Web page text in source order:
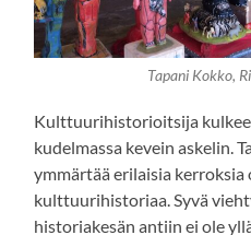
Tapani Kokko,
Kulttuurihistorioitsija kulkee
kudelmassa kevein askelin.
ymmärtää erilaisia
kulttuurihistoriaa. Syvä
historiakesän antiin ei ole